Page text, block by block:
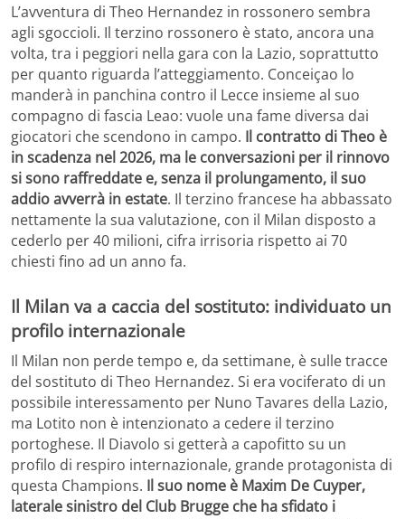
L’avventura di Theo Hernandez in rossonero sembra
agli sgoccioli. Il terzino rossonero è stato, ancora una
volta, tra i peggiori nella gara con la Lazio, soprattutto
per quanto riguarda l’atteggiamento. Conceiçao lo
manderà in panchina contro il Lecce insieme al suo
compagno di fascia Leao: vuole una fame diversa dai
giocatori che scendono in campo. Il contratto di Theo è
in scadenza nel 2026, ma le conversazioni per il rinnovo
si sono raffreddate e, senza il prolungamento, il suo
addio avverrà in estate. Il terzino francese ha abbassato
nettamente la sua valutazione, con il Milan disposto a
cederlo per 40 milioni, cifra irrisoria rispetto ai 70
chiesti fino ad un anno fa.
Il Milan va a caccia del sostituto: individuato un
profilo internazionale
Il Milan non perde tempo e, da settimane, è sulle tracce
del sostituto di Theo Hernandez. Si era vociferato di un
possibile interessamento per Nuno Tavares della Lazio,
ma Lotito non è intenzionato a cedere il terzino
portoghese. Il Diavolo si getterà a capofitto su un
profilo di respiro internazionale, grande protagonista di
questa Champions. Il suo nome è Maxim De Cuyper,
laterale sinistro del Club Brugge che ha sfidato i